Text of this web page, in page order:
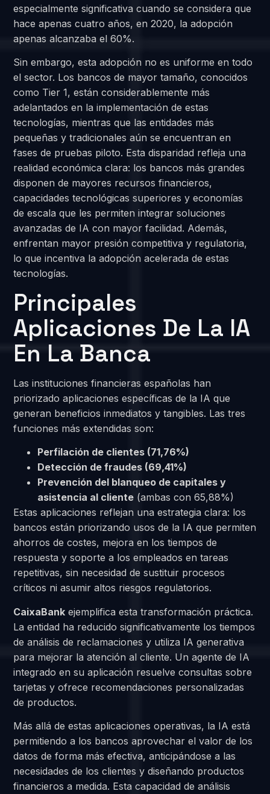
especialmente significativa cuando se considera que
hace apenas cuatro años, en 2020, la adopción
apenas alcanzaba el 60%.
Sin embargo, esta adopción no es uniforme en todo
el sector. Los bancos de mayor tamaño, conocidos
como Tier 1, están considerablemente más
adelantados en la implementación de estas
tecnologías, mientras que las entidades más
pequeñas y tradicionales aún se encuentran en
fases de pruebas piloto. Esta disparidad refleja una
realidad económica clara: los bancos más grandes
disponen de mayores recursos financieros,
capacidades tecnológicas superiores y economías
de escala que les permiten integrar soluciones
avanzadas de IA con mayor facilidad. Además,
enfrentan mayor presión competitiva y regulatoria,
lo que incentiva la adopción acelerada de estas
tecnologías.
Principales
Aplicaciones De La IA
En La Banca
Las instituciones financieras españolas han
priorizado aplicaciones específicas de la IA que
generan beneficios inmediatos y tangibles. Las tres
funciones más extendidas son:
Perfilación de clientes (71,76%)
Detección de fraudes (69,41%)
Prevención del blanqueo de capitales y
asistencia al cliente (ambas con 65,88%)
Estas aplicaciones reflejan una estrategia clara: los
bancos están priorizando usos de la IA que permiten
ahorros de costes, mejora en los tiempos de
respuesta y soporte a los empleados en tareas
repetitivas, sin necesidad de sustituir procesos
críticos ni asumir altos riesgos regulatorios.
CaixaBank ejemplifica esta transformación práctica.
La entidad ha reducido significativamente los tiempos
de análisis de reclamaciones y utiliza IA generativa
para mejorar la atención al cliente. Un agente de IA
integrado en su aplicación resuelve consultas sobre
tarjetas y ofrece recomendaciones personalizadas
de productos.
Más allá de estas aplicaciones operativas, la IA está
permitiendo a los bancos aprovechar el valor de los
datos de forma más efectiva, anticipándose a las
necesidades de los clientes y diseñando productos
financieros a medida. Esta capacidad de análisis